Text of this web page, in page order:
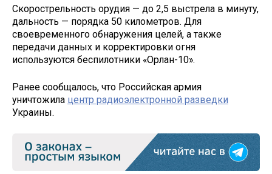
Скорострельность орудия — до 2,5 выстрела в минуту,
дальность — порядка 50 километров. Для
своевременного обнаружения целей, а также
передачи данных и корректировки огня
используются беспилотники «Орлан-10».
Ранее сообщалось, что Российская армия
уничтожила центр радиоэлектронной разведки
Украины.